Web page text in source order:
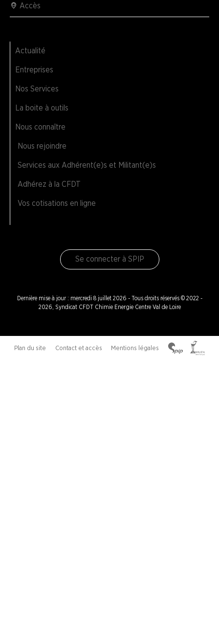
Accès
Actualité
Entreprises
Nos Services
La boite à outils
Nous connaître
Nous rejoindre
Services aux Adhérent(e)s et Militant(e)s
Adhérez à la CFDT
Vos cotisations en ligne
Se connecter à SPIP
Dernière mise à jour : mercredi 8 juillet 2026 - Tous droits réservés © 2022 -
2026, Syndicat CFDT Chimie Energie Centre Val de Loire
Plan du site Contact et accès Mentions légales